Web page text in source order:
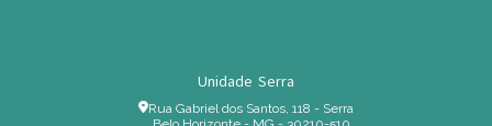
Unidade Serra
Rua Gabriel dos Santos, 118 - Serra